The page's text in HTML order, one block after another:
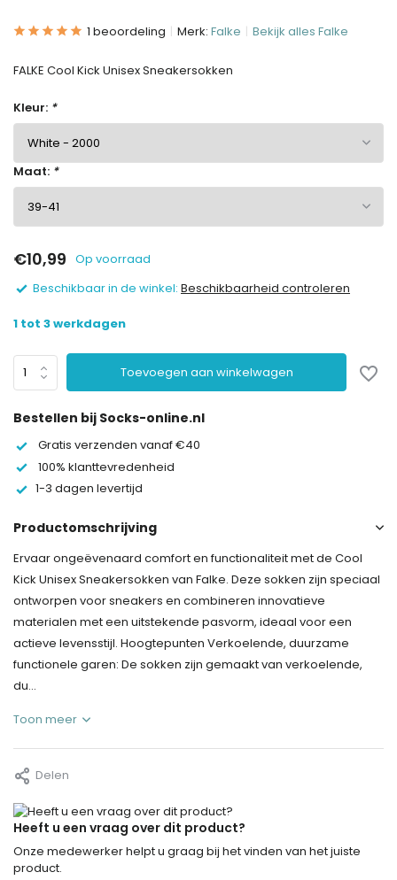
1 beoordeling Merk: Falke Bekijk alles Falke
FALKE Cool Kick Unisex Sneakersokken
Kleur: *
Maat: *
€10,99 Op voorraad
Beschikbaar in de winkel: Beschikbaarheid controleren
1 tot 3 werkdagen
Toevoegen aan winkelwagen
Bestellen bij Socks-online.nl
Gratis verzenden vanaf €40
100% klanttevredenheid
1-3 dagen levertijd
Productomschrijving
Ervaar ongeëvenaard comfort en functionaliteit met de Cool
Kick Unisex Sneakersokken van Falke. Deze sokken zijn speciaal
ontworpen voor sneakers en combineren innovatieve
materialen met een uitstekende pasvorm, ideaal voor een
actieve levensstijl. Hoogtepunten Verkoelende, duurzame
functionele garen: De sokken zijn gemaakt van verkoelende,
du...
Toon meer
Delen
Heeft u een vraag over dit product?
Onze medewerker helpt u graag bij het vinden van het juiste
product.